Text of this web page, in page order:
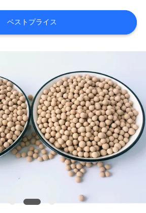
ベストプライス